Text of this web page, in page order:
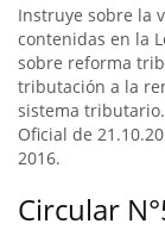
Instruye sobre la
contenidas en la
sobre reforma
tributación a la
sistema
Oficial de
2016.
Circular